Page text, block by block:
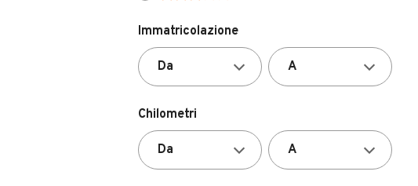
Immatricolazione
Chilometri